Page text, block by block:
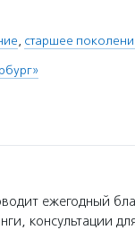
, старшее
ежегодный
консультации